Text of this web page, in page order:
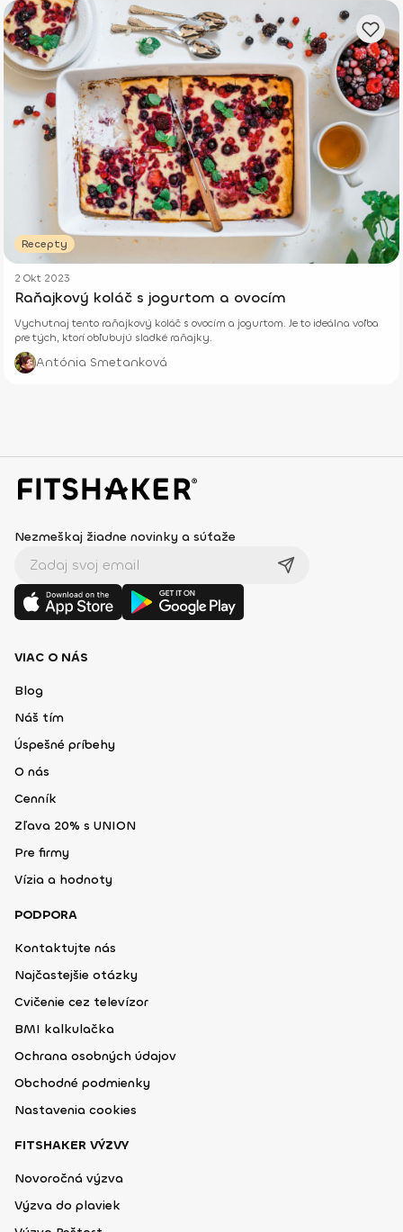
Recepty
2 Okt 2023
Raňajkový koláč s jogurtom a ovocím
Vychutnaj tento raňajkový koláč s ovocím a jogurtom. Je to ideálna voľba
pre tých, ktorí obľubujú sladké raňajky.
Antónia Smetanková
Nezmeškaj žiadne novinky a súťaže
VIAC O NÁS
Blog
Náš tím
Úspešné príbehy
O nás
Cenník
Zľava 20% s UNION
Pre firmy
Vízia a hodnoty
PODPORA
Kontaktujte nás
Najčastejšie otázky
Cvičenie cez televízor
BMI kalkulačka
Ochrana osobných údajov
Obchodné podmienky
Nastavenia cookies
FITSHAKER VÝZVY
Novoročná výzva
Výzva do plaviek